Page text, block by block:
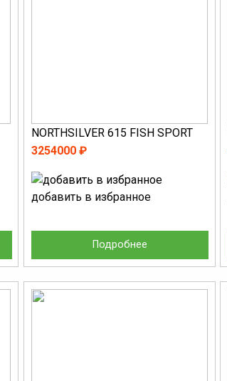
NORTHSILVER 615 FISH SPORT
3254000 ₽
Подробнее
добавить в избранное